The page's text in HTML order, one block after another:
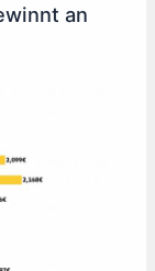
an